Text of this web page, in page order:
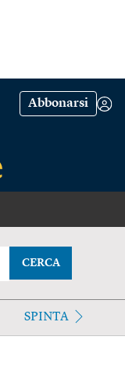
Abbonarsi
CERCA
SPINTA